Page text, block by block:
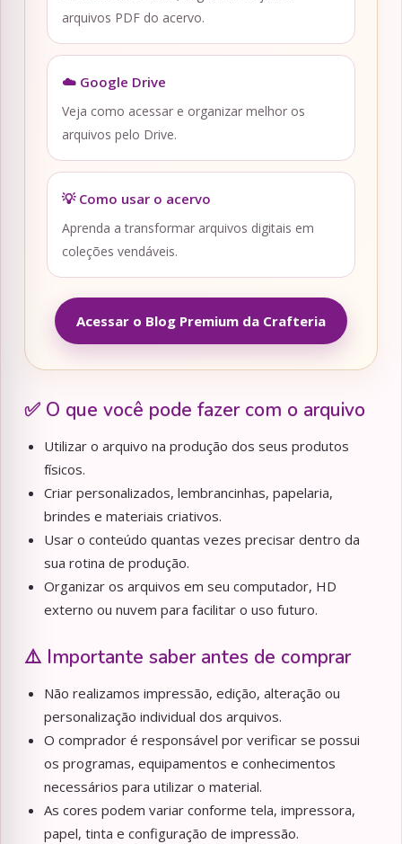
arquivos PDF do acervo.
☁️ Google Drive
Veja como acessar e organizar melhor os
arquivos pelo Drive.
💡 Como usar o acervo
Aprenda a transformar arquivos digitais em
coleções vendáveis.
Acessar o Blog Premium da Crafteria
✅ O que você pode fazer com o arquivo
Utilizar o arquivo na produção dos seus produtos
físicos.
Criar personalizados, lembrancinhas, papelaria,
brindes e materiais criativos.
Usar o conteúdo quantas vezes precisar dentro da
sua rotina de produção.
Organizar os arquivos em seu computador, HD
externo ou nuvem para facilitar o uso futuro.
⚠️ Importante saber antes de comprar
Não realizamos impressão, edição, alteração ou
personalização individual dos arquivos.
O comprador é responsável por verificar se possui
os programas, equipamentos e conhecimentos
necessários para utilizar o material.
As cores podem variar conforme tela, impressora,
papel, tinta e configuração de impressão.